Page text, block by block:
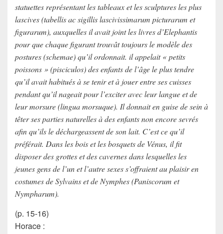
statuettes représentant les tableaux et les sculptures les plus
lascives (tabellis ac sigillis lascivissimarum picturarum et
figurarum), auxquelles il avait joint les livres d’Elephantis
pour que chaque figurant trouvât toujours le modèle des
postures (schemae) qu’il ordonnait. il appelait « petits
poissons » (pisciculos) des enfants de l’âge le plus tendre
qu’il avait habitués à se tenir et à jouer entre ses cuisses
pendant qu’il nageait pour l’exciter avec leur langue et de
leur morsure (lingua morsuque). Il donnait en guise de sein à
têter ses parties naturelles à des enfants non encore sevrés
afin qu’ils le déchargeassent de son lait. C’est ce qu’il
préférait. Dans les bois et les bosquets de Vénus, il fit
disposer des grottes et des cavernes dans lesquelles les
jeunes gens de l’un et l’autre sexes s’offraient au plaisir en
costumes de Sylvains et de Nymphes (Paniscorum et
Nympharum).
(p. 15-16)
Horace :